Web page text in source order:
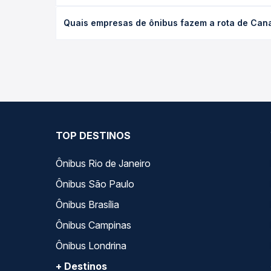
poltrona e a antecedência da compra. Na Quero
Quais empresas de ônibus fazem a rota de
TOP DESTINOS
Ônibus Rio de Janeiro
Ônibus São Paulo
Ônibus Brasília
Ônibus Campinas
Ônibus Londrina
+ Destinos